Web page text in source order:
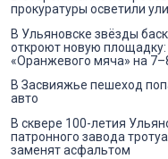
прокуратуры осветили
В Ульяновске звёзды
откроют новую
«Оранжевого мяча» на
В Засвияжье пешеход
авто
В сквере 100-летия
патронного завода
заменят асфальтом